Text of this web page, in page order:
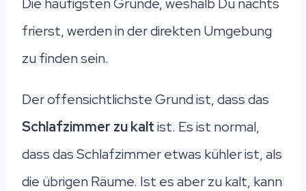
frierst, werden in der direkten Umgebung
zu finden sein.
Der offensichtlichste Grund ist, dass das
Schlafzimmer zu kaltist. Es ist normal,
dass das Schlafzimmer etwas kühler ist, als
die übrigen Räume. Ist es aber zu kalt, kann